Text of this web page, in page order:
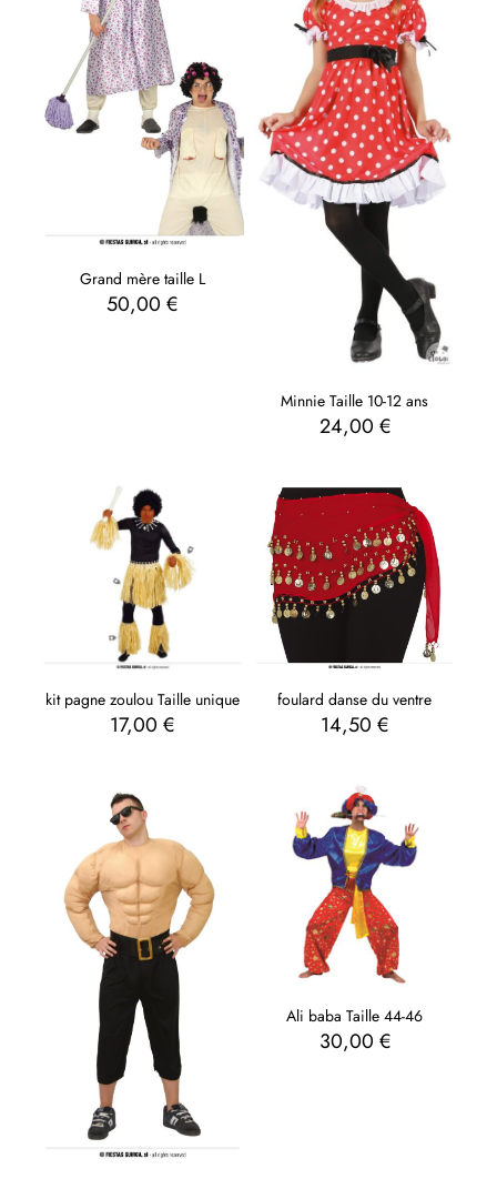
Grand mère taille L
50,00€
Minnie Taille 10-12 ans
24,00 €
kit pagne zoulou Taille unique
17,00€
foulard danse du ventre
14,50 €
Ali baba Taille 44-46
30,00 €